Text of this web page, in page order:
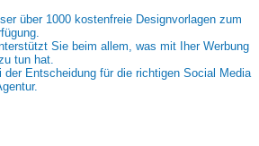
über 1000 kostenfreie Designvorlagen zum
Sie beim allem, was mit Iher Werbung
tun hat.
Entscheidung für die richtigen Social Media